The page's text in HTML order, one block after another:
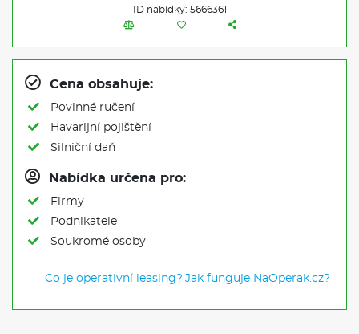
ID nabídky: 5666361
Cena obsahuje:
Povinné ručení
Havarijní pojištění
Silniční daň
Nabídka určena pro:
Firmy
Podnikatele
Soukromé osoby
Co je operativní leasing? Jak funguje NaOperak.cz?